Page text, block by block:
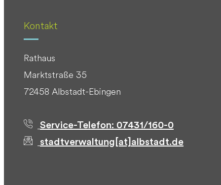
Kontakt
Rathaus
Marktstraße 35
72458 Albstadt-Ebingen
Service-Telefon: 07431/160-0
stadtverwaltung[at]albstadt.de